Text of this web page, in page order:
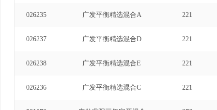
026235 广发平衡精选混合A 221
026237 广发平衡精选混合D 221
026238 广发平衡精选混合E 221
026236 广发平衡精选混合C 221